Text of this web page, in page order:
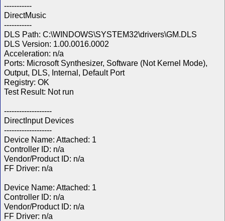
-----------
DirectMusic
-----------
DLS Path: C:\WINDOWS\SYSTEM32\drivers\GM.DLS
DLS Version: 1.00.0016.0002
Acceleration: n/a
Ports: Microsoft Synthesizer, Software (Not Kernel Mode),
Output, DLS, Internal, Default Port
Registry: OK
Test Result: Not run
-------------------
DirectInput Devices
-------------------
Device Name: Attached: 1
Controller ID: n/a
Vendor/Product ID: n/a
FF Driver: n/a
Device Name: Attached: 1
Controller ID: n/a
Vendor/Product ID: n/a
FF Driver: n/a